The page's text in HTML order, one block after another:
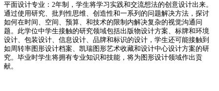
平面设计专业：2年制，学生将学习实践和交流想法的创意设计出来。
通过使用研究、批判性思维、创造性和一系列的问题解决方法，探讨
如何在时间、空间、预算、和技术的限制内解决复杂的视觉沟通问
题。此学位中学生接触的研究领域包括出版物设计方案、标牌和环境
设计、包装设计、信息设计、品牌和标识的设计，学生还可能接触到
如周转率图形设计档案、凯瑞图形艺术收藏和设计中心设计方案的研
究。毕业时学生将拥有专业知识和技能，将为图形设计领域作出贡
献。